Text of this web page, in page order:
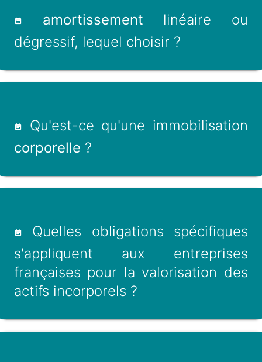
amortissement linéaire ou
dégressif, lequel choisir ?
Qu'est-ce qu'une immobilisation
corporelle ?
Quelles obligations spécifiques
s'appliquent aux entreprises
françaises pour la valorisation des
actifs incorporels ?